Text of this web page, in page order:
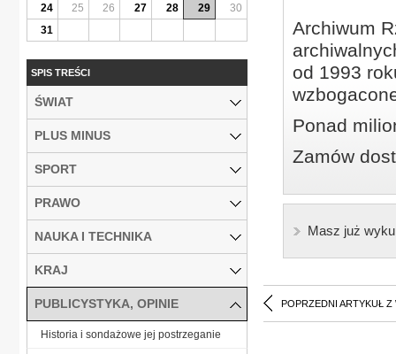
Archiwum
od 1993
Ponad
Zamów
Masz już
POPRZEDNI ARTYKUŁ Z
24
25 26 27 28 29
30
31
SPIS TREŚCI
ŚWIAT
PLUS MINUS
SPORT
PRAWO
NAUKA I TECHNIKA
KRAJ
PUBLICYSTYKA, OPINIE
Historia i sondażowe jej postrzeganie